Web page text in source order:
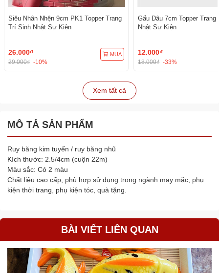
Siêu Nhân Nhện 9cm PK1 Topper Trang
Trí Sinh Nhật Sự Kiện
26.000₫
29.000₫ -10%
MUA
Gấu Dâu 7cm Topper Trang
Nhật Sự Kiện
12.000₫
18.000₫ -33%
Xem tất cả
MÔ TẢ SẢN PHẨM
Ruy băng kim tuyến / ruy băng nhũ
Kích thước: 2.5/4cm (cuộn 22m)
Màu sắc: Có 2 màu
Chất liệu cao cấp, phù hợp sử dụng trong ngành may mặc, phụ
kiện thời trang, phụ kiện tóc, quà tặng.
BÀI VIẾT LIÊN QUAN